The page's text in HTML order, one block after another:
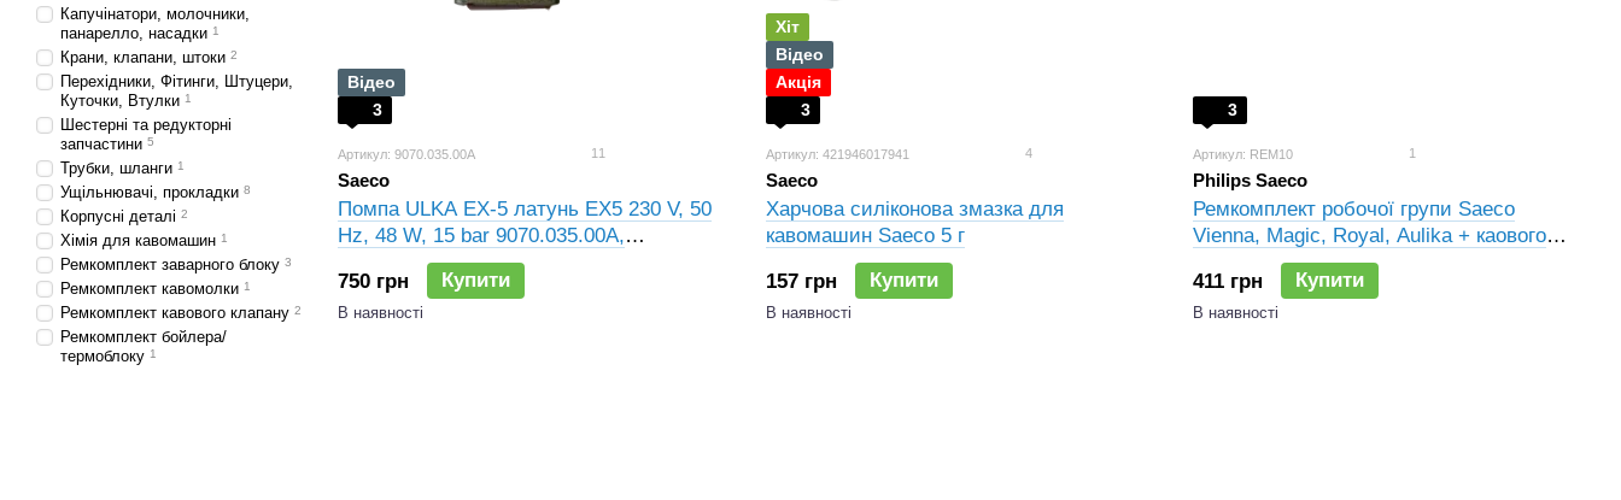
Відео
3
Артикул: 9070.035.00A 11
Saeco
Помпа ULKA EX-5 латунь EX5 230 V, 50
Hz, 48 W, 15 bar 9070.035.00A,
421941305991, 1122735
750 грн
Купити
В наявності
Хіт
Відео
Акція
3
Артикул: 421946017941 4
Saeco
Харчова силіконова змазка для
кавомашин Saeco 5 г
157 грн
Купити
В наявності
3
Артикул: REM10 1
Philips Saeco
Ремкомплект робочої групи Saeco
Vienna, Magic, Royal, Aulika + каового
клапану + змазка
411 грн
Купити
В наявності
Капучінатори, молочники,
панарелло, насадки 1
Крани, клапани, штоки 2
Перехідники, Фітинги, Штуцери,
Куточки, Втулки 1
Шестерні та редукторні
запчастини 5
Трубки, шланги 1
Ущільнювачі, прокладки 8
Корпусні деталі 2
Хімія для кавомашин 1
Ремкомплект заварного блоку 3
Ремкомплект кавомолки 1
Ремкомплект кавового клапану 2
Ремкомплект бойлера/
термоблоку 1